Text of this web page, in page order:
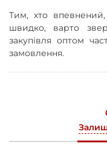
Тим, хто
швидко, варто
закупівля оптом
замовлення.